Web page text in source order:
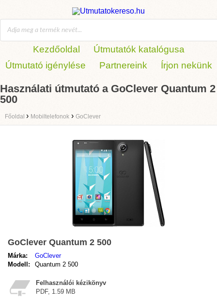
Kezdőoldal
Útmutatók katalógusa
Útmutató igénylése
Partnereink Írjon nekünk
Használati útmutató a GoClever Quantum 2
500
Főoldal › Mobiltelefonok › GoClever
GoClever Quantum 2 500
Márka:
GoClever
Modell:
Quantum 2 500
Felhasználói kézikönyv
PDF, 1.59 MB